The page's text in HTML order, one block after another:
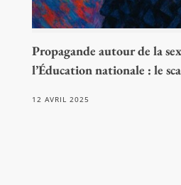
Propagande autour de la
l’Éducation nationale : le
12 AVRIL 2025